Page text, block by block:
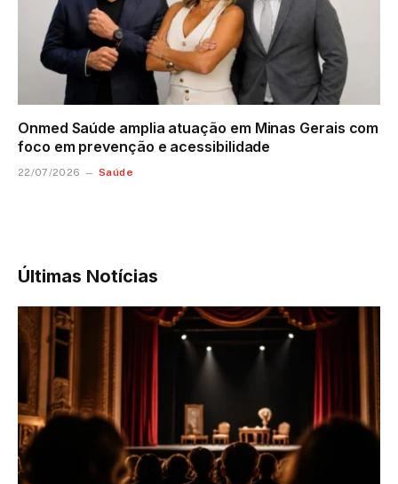
Onmed Saúde amplia atuação em Minas Gerais com
foco em prevenção e acessibilidade
22/07/2026 Saúde
Últimas Notícias